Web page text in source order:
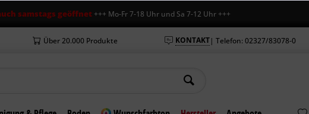
geöffnet+++ Mo-Fr 7-18 Uhr und Sa 7-12 Uhr +++
Über 20.000 Produkte KONTAKT| Telefon: 02327/83078-0